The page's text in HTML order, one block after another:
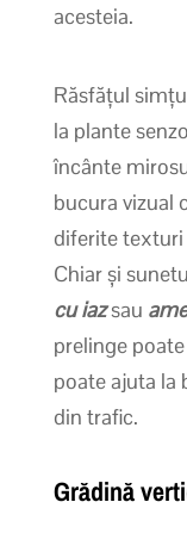
acesteia.
Răsfățul
la plante
încânte
bucura vizual
diferite texturi
Chiar și
cu iazsau
prelinge
poate ajuta la
din trafic.
Grădină